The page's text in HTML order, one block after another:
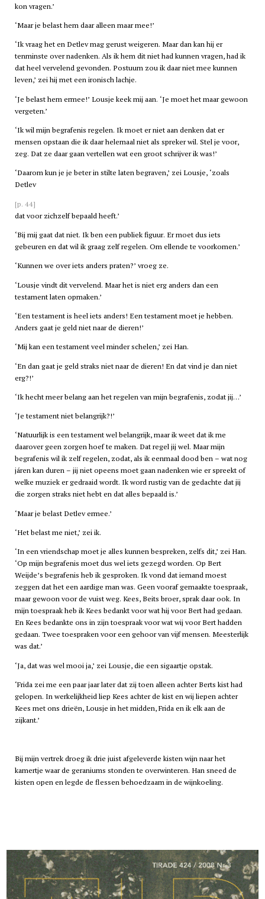
kon vragen.’
‘Maar je belast hem daar alleen maar mee!’
‘Ik vraag het en Detlev mag gerust weigeren. Maar dan kan hij er
tenminste over nadenken. Als ik hem dit niet had kunnen vragen, had ik
dat heel vervelend gevonden. Postuum zou ik daar niet mee kunnen
leven,’ zei hij met een ironisch lachje.
‘Je belast hem ermee!’ Lousje keek mij aan. ‘Je moet het maar gewoon
vergeten.’
‘Ik wil mijn begrafenis regelen. Ik moet er niet aan denken dat er
mensen opstaan die ik daar helemaal niet als spreker wil. Stel je voor,
zeg. Dat ze daar gaan vertellen wat een groot schrijver ik was!’
‘Daarom kun je je beter in stilte laten begraven,’ zei Lousje, ‘zoals
Detlev
[p. 44]
dat voor zichzelf bepaald heeft.’
‘Bij mij gaat dat niet. Ik ben een publiek figuur. Er moet dus iets
gebeuren en dat wil ik graag zelf regelen. Om ellende te voorkomen.’
‘Kunnen we over iets anders praten?’ vroeg ze.
‘Lousje vindt dit vervelend. Maar het is niet erg anders dan een
testament laten opmaken.’
‘Een testament is heel iets anders! Een testament moet je hebben.
Anders gaat je geld niet naar de dieren!’
‘Mij kan een testament veel minder schelen,’ zei Han.
‘En dan gaat je geld straks niet naar de dieren! En dat vind je dan niet
erg?!’
‘Ik hecht meer belang aan het regelen van mijn begrafenis, zodat jij…’
‘Je testament niet belangrijk?!’
‘Natuurlijk is een testament wel belangrijk, maar ik weet dat ik me
daarover geen zorgen hoef te maken. Dat regel jij wel. Maar mijn
begrafenis wil ik zelf regelen, zodat, als ik eenmaal dood ben – wat nog
járen kan duren – jij niet opeens moet gaan nadenken wie er spreekt of
welke muziek er gedraaid wordt. Ik word rustig van de gedachte dat jij
die zorgen straks niet hebt en dat alles bepaald is.’
‘Maar je belast Detlev ermee.’
‘Het belast me niet,’ zei ik.
‘In een vriendschap moet je alles kunnen bespreken, zelfs dit,’ zei Han.
‘Op mijn begrafenis moet dus wel iets gezegd worden. Op Bert
Weijde’s begrafenis heb ik gesproken. Ik vond dat iemand moest
zeggen dat het een aardige man was. Geen vooraf gemaakte toespraak,
maar gewoon voor de vuist weg. Kees, Beits broer, sprak daar ook. In
mijn toespraak heb ik Kees bedankt voor wat hij voor Bert had gedaan.
En Kees bedankte ons in zijn toespraak voor wat wij voor Bert hadden
gedaan. Twee toespraken voor een gehoor van vijf mensen. Meesterlijk
was dat.’
‘Ja, dat was wel mooi ja,’ zei Lousje, die een sigaartje opstak.
‘Frida zei me een paar jaar later dat zij toen alleen achter Berts kist had
gelopen. In werkelijkheid liep Kees achter de kist en wij liepen achter
Kees met ons drieën, Lousje in het midden, Frida en ik elk aan de
zijkant.’
Bij mijn vertrek droeg ik drie juist afgeleverde kisten wijn naar het
kamertje waar de geraniums stonden te overwinteren. Han sneed de
kisten open en legde de flessen behoedzaam in de wijnkoeling.